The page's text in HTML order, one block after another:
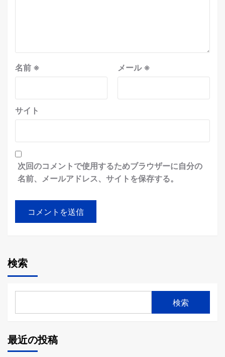
名前 ※ メール※
サイト
次回のコメントで使用するためブラウザーに自分の
名前、メールアドレス、サイトを保存する。
検索
検索
最近の投稿